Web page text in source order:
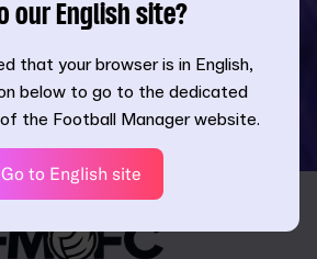
our English site?
that your browser is in English,
below to go to the dedicated
of the Football Manager website.
Go to English site